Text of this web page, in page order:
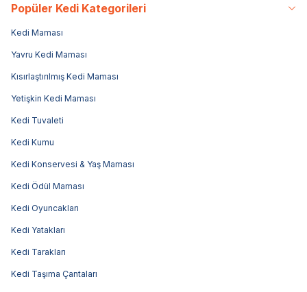
Popüler Kedi Kategorileri
Kedi Maması
Yavru Kedi Maması
Kısırlaştırılmış Kedi Maması
Yetişkin Kedi Maması
Kedi Tuvaleti
Kedi Kumu
Kedi Konservesi & Yaş Maması
Kedi Ödül Maması
Kedi Oyuncakları
Kedi Yatakları
Kedi Tarakları
Kedi Taşıma Çantaları